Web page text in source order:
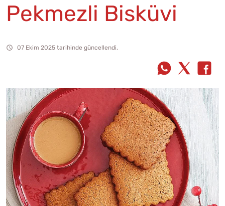
Pekmezli Bisküvi
07 Ekim 2025 tarihinde güncellendi.